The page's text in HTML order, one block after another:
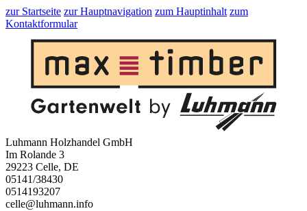
zur Startseite zur Hauptnavigation zum Hauptinhalt zum
Kontaktformular
Luhmann Holzhandel GmbH
Im Rolande 3
29223 Celle, DE
05141/38430
0514193207
celle@luhmann.info